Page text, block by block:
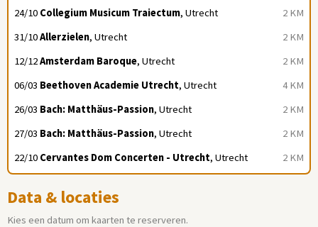
2 KM
24/10 Collegium Musicum Traiectum, Utrecht
2 KM
31/10Allerzielen, Utrecht
2 KM
12/12Amsterdam Baroque, Utrecht
4 KM
06/03 Beethoven Academie Utrecht, Utrecht
2 KM
26/03 Bach: Matthäus-Passion, Utrecht
2 KM
27/03 Bach: Matthäus-Passion, Utrecht
2 KM
22/10 Cervantes Dom Concerten - Utrecht, Utrecht
Data & locaties
Kies een datum om kaarten te reserveren.